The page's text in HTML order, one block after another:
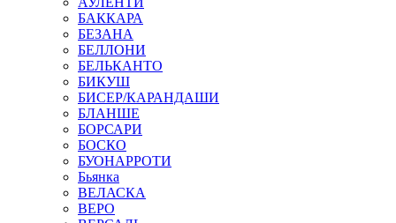
БАККАРА
БЕЗАНА
БЕЛЛОНИ
БЕЛЬКАНТО
БИКУШ
БИСЕР/КАРАНДАШИ
БЛАНШЕ
БОРСАРИ
БОСКО
БУОНАРРОТИ
Бьянка
ВЕЛАСКА
ВЕРО